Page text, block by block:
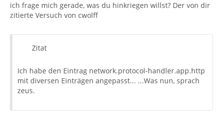
ich frage mich gerade, was du hinkriegen willst? Der von dir
zitierte Versuch von cwolff
Zitat
Ich habe den Eintrag network.protocol-handler.app.http
mit diversen Einträgen angepasst... ...Was nun, sprach
zeus.